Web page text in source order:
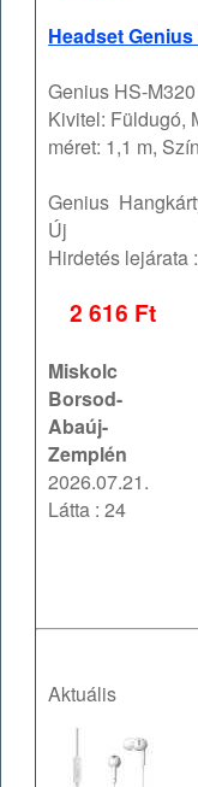
Headset
Genius HS-
Kivitel: Füldugó,
méret: 1,1 m,
Genius
Új
Hirdetés lejárata
2 616 Ft
Miskolc
Borsod-
Abaúj-
Zemplén
2026.07.21.
Látta : 24
Aktuális